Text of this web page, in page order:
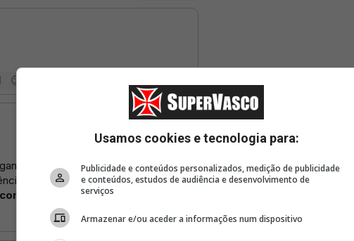
Usamos cookies e tecnologia para:
Publicidade e conteúdos personalizados, medição de publicidade
e conteúdos, estudos de audiência e desenvolvimento de
serviços
Armazenar e/ou aceder a informações num dispositivo